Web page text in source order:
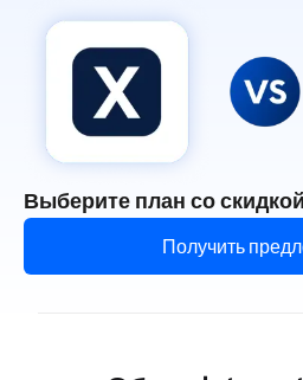
Русский (RU)
Выберите план со
Получить